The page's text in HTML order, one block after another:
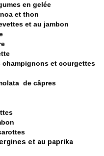
en gelée
et thon
et au jambon
et courgettes
de câpres
et au paprika